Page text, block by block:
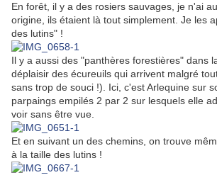
En forêt, il y a des rosiers sauvages, je n'ai
origine, ils étaient là tout simplement. Je les
des lutins" !
Il y a aussi des "panthères forestières" dans
déplaisir des écureuils qui arrivent malgré
sans trop de souci !). Ici, c'est Arlequine sur
parpaings empilés 2 par 2 sur lesquels elle
voir sans être vue.
Et en suivant un des chemins, on trouve
à la taille des lutins !